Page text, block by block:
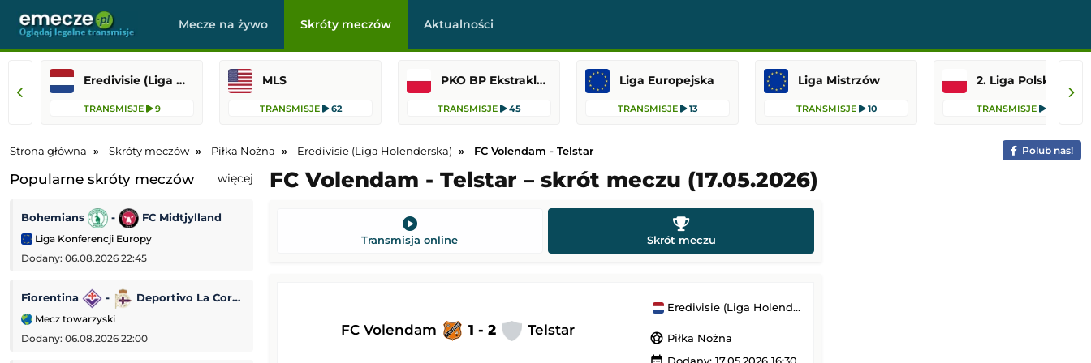
Mecze na żywo Skróty meczów Aktualności
Eredivisie (Liga Holenderska)
TRANSMISJE 9
MLS
TRANSMISJE 62
PKO BP Ekstraklasa
TRANSMISJE 45
Liga Europejska
TRANSMISJE 13
Liga Mistrzów
TRANSMISJE 10
2. Liga Polska
TRANSMISJE 9
Strona główna Skróty meczów Piłka Nożna Eredivisie (Liga Holenderska) FC Volendam - Telstar Polub nas!
Popularne skróty meczów więcej
Bohemians - FC Midtjylland
Liga Konferencji Europy
Dodany: 06.08.2026 22:45
Fiorentina - Deportivo La Coruña
Mecz towarzyski
Dodany: 06.08.2026 22:00
Qarabağ Ağdam
Liga Konferencji Europy
Dodany: 06.08.2026 21:00
Rangers FC
Dodany: 06.08.2026 20:00
FC Volendam - Telstar – skrót meczu (17.05.2026)
Transmisja online Skrót meczu
FC Volendam 1 - 2 Telstar
Eredivisie (Liga Holenderska)
sports_soccer Piłka Nożna